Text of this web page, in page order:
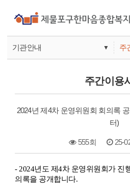
기관안내 ▼
기관안내
주
주
주간이용
2024년 제4차 운영위원회 회의록
터)
555회 25-
본문
- 2024년도 제4차 운영위원회가 진
의록을 공개합니다.